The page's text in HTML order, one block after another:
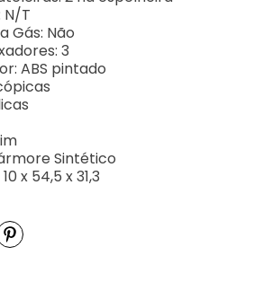
N/T
Gás: Não
3
ABS pintado
Sintético
x 54,5 x 31,3